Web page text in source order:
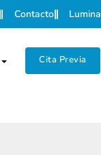
Contacto Lumina
Cita Previa